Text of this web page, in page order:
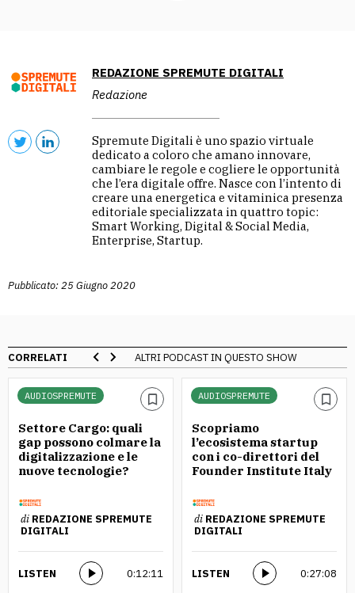
REDAZIONE SPREMUTE DIGITALI
Redazione
Spremute Digitali è uno spazio virtuale
dedicato a coloro che amano innovare,
cambiare le regole e cogliere le opportunità
che l’era digitale offre. Nasce con l’intento di
creare una energetica e vitaminica presenza
editoriale specializzata in quattro topic:
Smart Working, Digital & Social Media,
Enterprise, Startup.
Pubblicato: 25 Giugno 2020
CORRELATI ALTRI PODCAST IN QUESTO SHOW
AUDIOSPREMUTE
Settore Cargo: quali
gap possono colmare la
digitalizzazione e le
nuove tecnologie?
di REDAZIONE SPREMUTE
DIGITALI
LISTEN 0:12:11
AUDIOSPREMUTE
Scopriamo
l’ecosistema startup
con i co-direttori del
Founder Institute Italy
di REDAZIONE SPREMUTE
DIGITALI
LISTEN 0:27:08